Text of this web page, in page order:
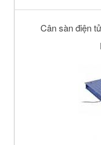
Cân sàn điện